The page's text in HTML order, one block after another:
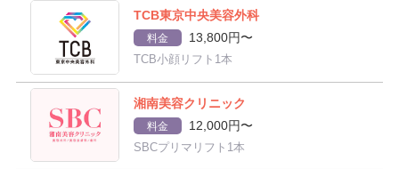
TCB東京中央美容外科
料金 13,800円〜
TCB小顔リフト1本
湘南美容クリニック
料金 12,000円〜
SBCプリマリフト1本